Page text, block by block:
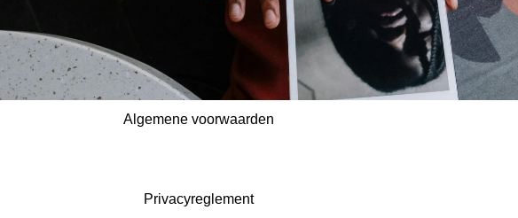
Algemene voorwaarden
Privacyreglement